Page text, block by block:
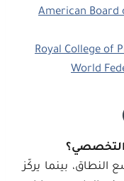
American Board
Royal College of
World
التخصصي؟
النطاق، بينما يركّز